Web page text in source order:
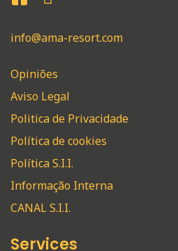
info@ama-resort.com
Opiniões
Aviso Legal
Politica de Privacidade
Política de cookies
Política S.I.I.
Informação Interna
CANAL S.I.I.
Services